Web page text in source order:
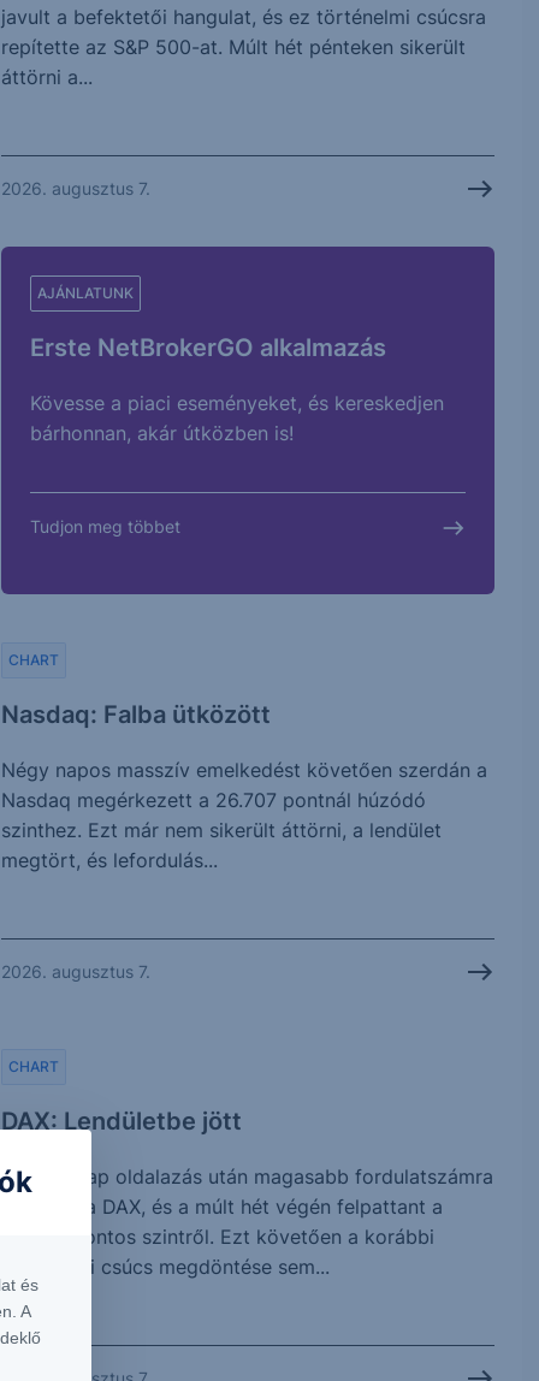
javult a befektetői hangulat, és ez történelmi csúcsra
repítette az S&P 500-at. Múlt hét pénteken sikerült
áttörni a...
2026. augusztus 7.
AJÁNLATUNK
Erste NetBrokerGO alkalmazás
Kövesse a piaci eseményeket, és kereskedjen
bárhonnan, akár útközben is!
Tudjon meg többet
Nasdaq: Falba ütközött
CHART
Négy napos masszív emelkedést követően szerdán a
Nasdaq megérkezett a 26.707 pontnál húzódó
szinthez. Ezt már nem sikerült áttörni, a lendület
megtört, és lefordulás...
2026. augusztus 7.
DAX: Lendületbe jött
CHART
Néhány nap oldalazás után magasabb fordulatszámra
kapcsolt a DAX, és a múlt hét végén felpattant a
25.508 pontos szintről. Ezt követően a korábbi
történelmi csúcs megdöntése sem...
és
A